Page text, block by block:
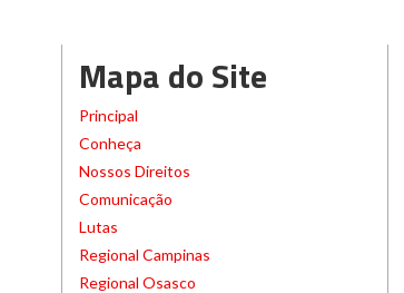
Mapa do Site
Principal
Conheça
Nossos Direitos
Comunicação
Lutas
Regional Campinas
Regional Osasco